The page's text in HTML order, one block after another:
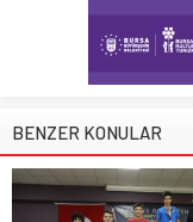
BENZER KONULAR